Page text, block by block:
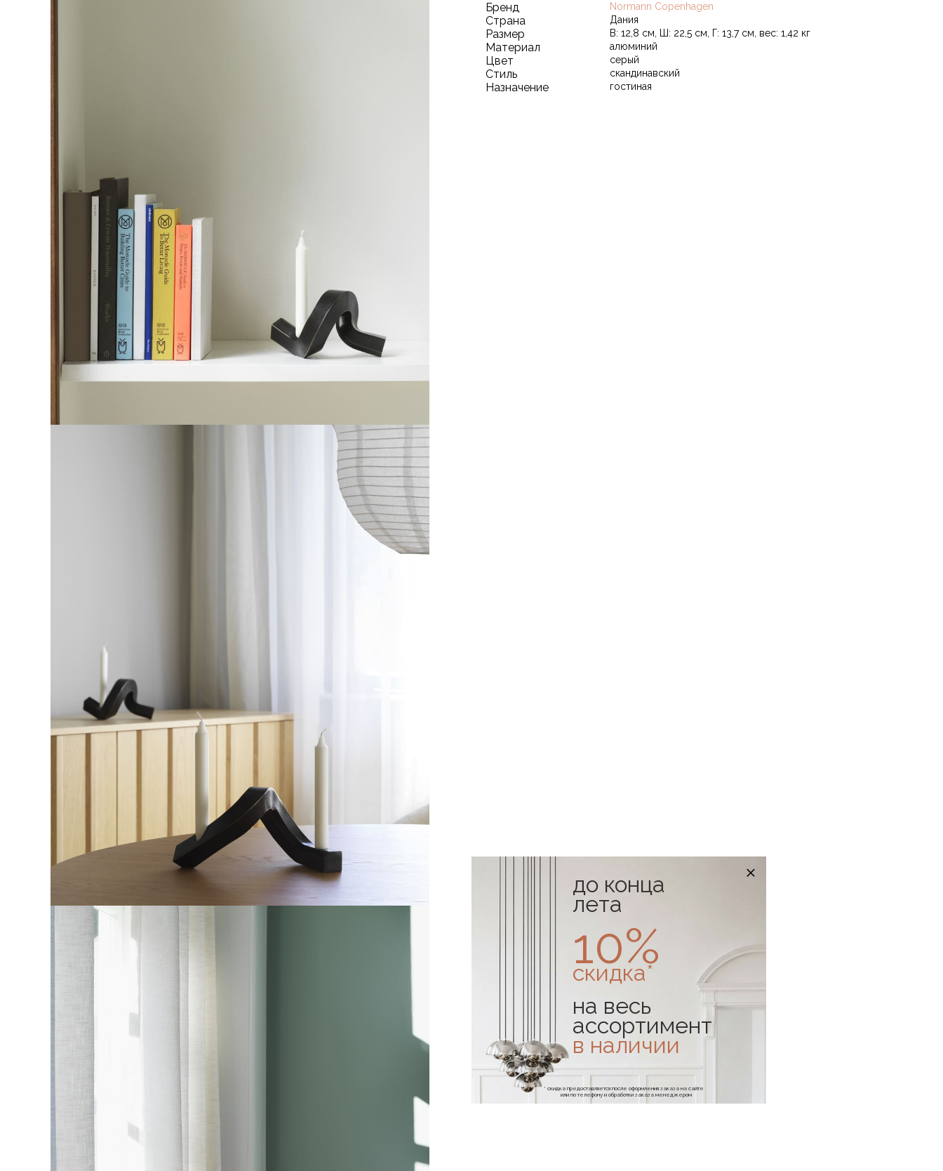
Бренд Normann Copenhagen
Страна Дания
Размер В: 12,8 см, Ш: 22,5 см, Г: 13,7 см, вес: 1,42 кг
Материал алюминий
Цвет серый
Стиль скандинавский
Назначение гостиная
до конца
лета
10%
скидка*
на весь
ассортимент
в наличии
* скидка предоставляется после оформления заказа на сайте
или по телефону и обработки заказа менеджером